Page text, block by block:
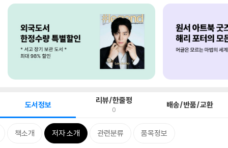
도서정보 리뷰/한줄평
0 배송/반품/교환
책소개 저자 소개 관련분류 품목정보